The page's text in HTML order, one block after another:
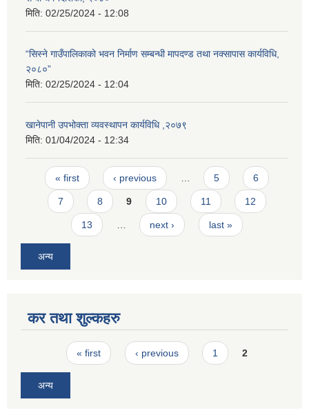
मिति: 02/25/2024 - 12:08
“सिस्ने गाउँपालिकाको भवन निर्माण सम्बन्धी मापदण्ड तथा नक्सापास कार्यविधि,
२०८०”
मिति: 02/25/2024 - 12:04
खानेपानी उपभोक्ता व्यवस्थापन कार्यविधि ,२०७९
मिति: 01/04/2024 - 12:34
Pages
« first ‹ previous 5 6
7 8 9 10 11 12
13 next › last »
अन्य
कर तथा शुल्कहरु
Pages« first ‹ previous 1 2
अन्य